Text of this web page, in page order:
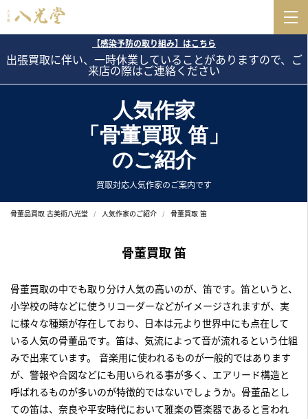
【感染予防の取り組み】はこちら
出張買取に伴い、一時休業していることがありますので、ご
来店の際はご連絡ください
人気作家
「骨董買取 笛」
のご紹介
買取対応人気作家のご案内です
骨董品買取 古美術八光堂 人気作家のご紹介 骨董買取 笛
骨董買取 笛
骨董買取の中でも取り分け人気の高いのが、笛です。笛というと、
小学校の時などに使うリコーダーなどがイメージされますが、実
に様々な種類が存在しており、日本は元より世界中にも点在して
いる人気の骨董品です。笛は、気流によって音が流れるという仕組
みで出来ています。 音楽用に使われるものが一般的ではあります
が、警報や合図などにも用いられる事が多く、エアリード構造と
呼ばれるものが多いのが特徴的ではないでしょうか。骨董品とし
ての笛は、奈良や平安時代において雅楽の管楽器であると言われ